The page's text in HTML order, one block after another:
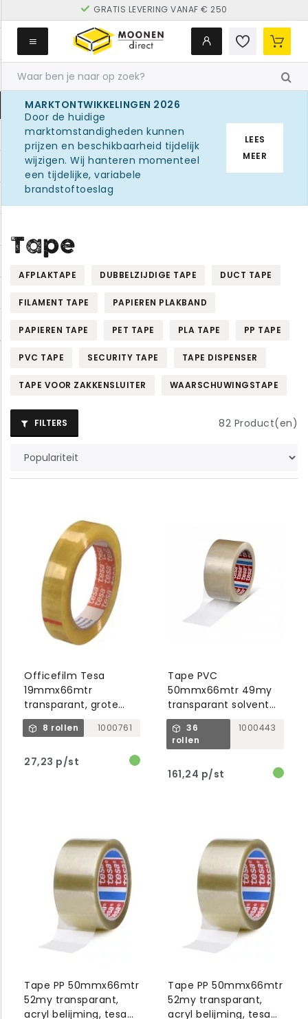
GRATIS LEVERING VANAF € 250
MARKTONTWIKKELINGEN 2026
Door de huidige
marktomstandigheden kunnen
prijzen en beschikbaarheid tijdelijk
wijzigen. Wij hanteren momenteel
een tijdelijke, variabele
brandstoftoeslag
LEES
MEER
Tape
AFPLAKTAPE DUBBELZIJDIGE TAPE DUCT TAPE
FILAMENT TAPE PAPIEREN PLAKBAND
PAPIEREN TAPE PET TAPE PLA TAPE PP TAPE
PVC TAPE SECURITY TAPE TAPE DISPENSER
TAPE VOOR ZAKKENSLUITER WAARSCHUWINGSTAPE
FILTERS 82 Product(en)
Officefilm Tesa
19mmx66mtr
transparant, grote
kern
8 rollen 1000761
27,23 p/st
Tape PVC
50mmx66mtr 49my
transparant solvent
belijming, tesa 4120
36
rollen
1000443
161,24 p/st
Tape PP 50mmx66mtr
52my transparant,
acryl belijming, tesa
Tape PP 50mmx66mtr
52my transparant,
acryl belijming, tesa